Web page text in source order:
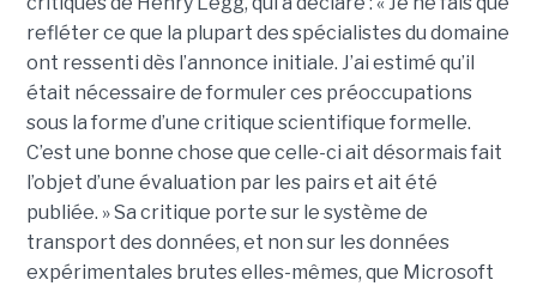
refléter ce que la plupart des spécialistes du domaine
ont ressenti dès l’annonce initiale. J’ai estimé qu’il
était nécessaire de formuler ces préoccupations
sous la forme d’une critique scientifique formelle.
C’est une bonne chose que celle-ci ait désormais fait
l’objet d’une évaluation par les pairs et ait été
publiée. »Sa critique porte sur le système de
transport des données, et non sur les données
expérimentales brutes elles-mêmes, que Microsoft